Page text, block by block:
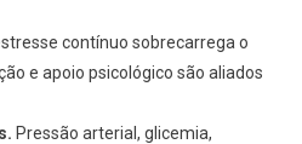
contínuo sobrecarrega o
e apoio psicológico são aliados
Pressão arterial, glicemia,